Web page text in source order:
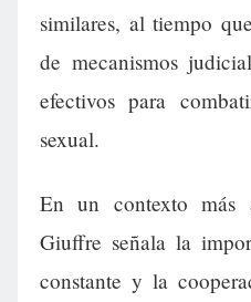
similares, al tiempo
de mecanismos
efectivos para
sexual.
En un contexto más
Giuffre señala la
constante y la